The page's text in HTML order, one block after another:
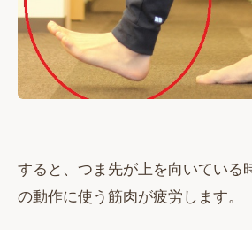
すると、つま先が上を向いている
の動作に使う筋肉が疲労します。